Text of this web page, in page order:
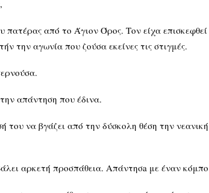
από το Άγιον Όρος. Τον είχα επισκεφθεί
την αγωνία που ζούσα εκείνες τις στιγμές.
απάντηση που έδινα.
του να βγάζει από την δύσκολη θέση την
αρκετή προσπάθεια. Απάντησa με έναν